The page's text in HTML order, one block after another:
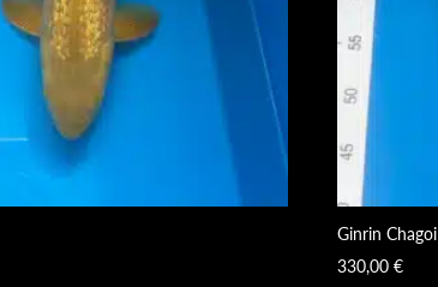
Ginrin Chagoi
330,00€